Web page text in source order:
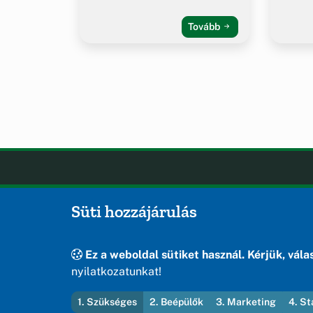
Tovább
Öskü önkormányzatának hivatalos
Süti hozzájárulás
Ez a weboldal sütiket használ. Kérjük,
nyilatkozatunkat!
1. Szükséges 2. Beépülők 3. Marketing 4.